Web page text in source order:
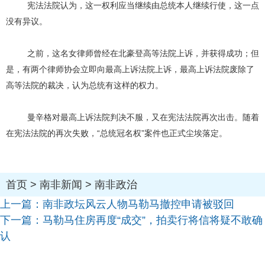
宪法法院认为，这一权利应当继续由总统本人继续行使，这一点
没有异议。
之前，这名女律师曾经在北豪登高等法院上诉，并获得成功；但
是，有两个律师协会立即向最高上诉法院上诉，最高上诉法院废除了
高等法院的裁决，认为总统有这样的权力。
曼辛格对最高上诉法院判决不服，又在宪法法院再次出击。随着
在宪法法院的再次失败，“总统冠名权”案件也正式尘埃落定。
首页 > 南非新闻 > 南非政治
上一篇： 南非政坛风云人物马勒马撤控申请被驳回
下一篇： 马勒马住房再度“成交”，拍卖行将信将疑不敢确
认